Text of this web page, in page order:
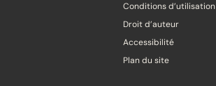
Conditions d’utilisation
Droit d’auteur
Accessibilité
Plan du site